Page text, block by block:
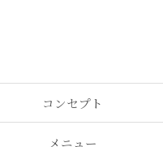
コンセプト
メニュー